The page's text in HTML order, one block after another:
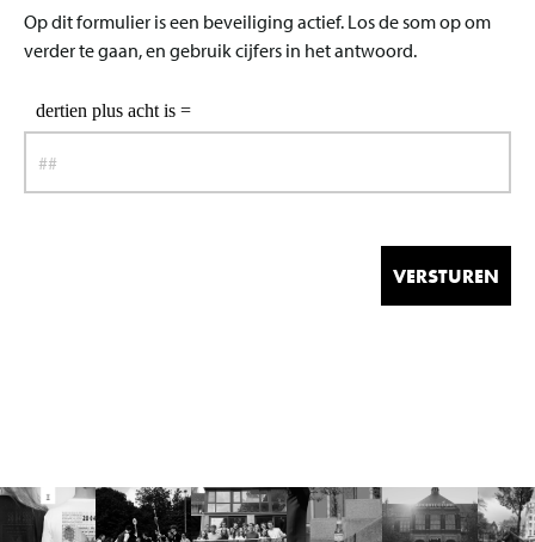
Op dit formulier is een beveiliging actief. Los de som op om
verder te gaan, en gebruik cijfers in het antwoord.